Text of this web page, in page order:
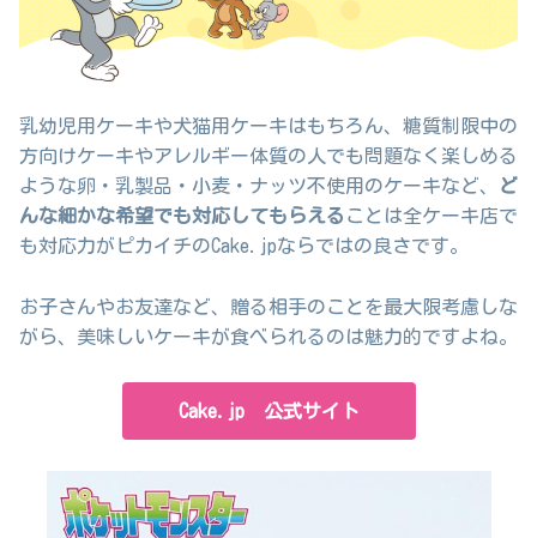
乳幼児用ケーキや犬猫用ケーキはもちろん、糖質制限中の
方向けケーキやアレルギー体質の人でも問題なく楽しめる
ような卵・乳製品・小麦・ナッツ不使用のケーキなど、
ど
んな細かな希望でも対応してもらえる ことは全ケーキ店で
も対応力がピカイチのCake.jpならではの良さです。
お子さんやお友達など、贈る相手のことを最大限考慮しな
がら、美味しいケーキが食べられるのは魅力的ですよね。
Cake.jp 公式サイト